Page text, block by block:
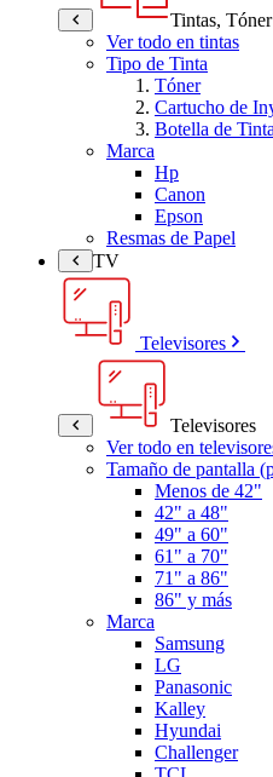
Tintas,
Ver todo en tintas
Tipo de Tinta
Tóner
Cartucho de
Botella de Tinta
Marca
Hp
Canon
Epson
Resmas de Papel
TV
Televisores
Televisores
Ver todo en
Tamaño de pantalla
Menos de 42"
42" a 48"
49" a 60"
61" a 70"
71" a 86"
86" y más
Marca
Samsung
LG
Panasonic
Kalley
Hyundai
Challenger